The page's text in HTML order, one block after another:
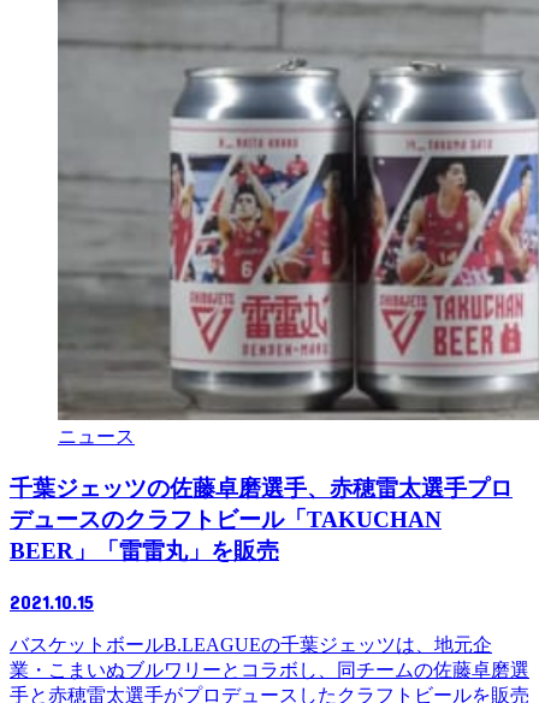
ニュース
千葉ジェッツの佐藤卓磨選手、赤穂雷太選手プロ
デュースのクラフトビール「TAKUCHAN
BEER」「雷雷丸」を販売
2021.10.15
バスケットボールB.LEAGUEの千葉ジェッツは、地元企
業・こまいぬブルワリーとコラボし、同チームの佐藤卓磨選
手と赤穂雷太選手がプロデュースしたクラフトビールを販売